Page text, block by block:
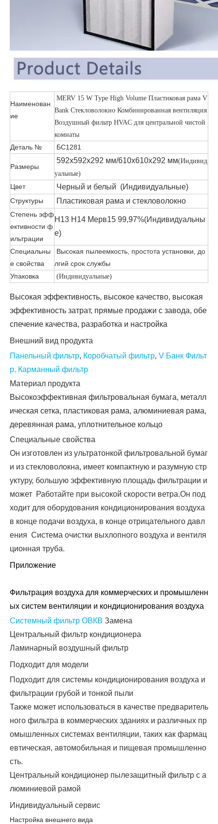
Наименован
ие
MERV 15 W Type High Volume Пластиковая рама V
Bank Стекловолокно Комбинированная вентиляция
Воздушный фильтр HVAC для центральной чистой
комнаты
Деталь № БС1281
Размеры
592x592x292 мм/610x610x292 мм(Индивид
уальные)
Цвет Черный и белый (Индивидуальные)
Структуры Пластиковая рама и стекловолокно
Степень эфф
ективности ф
ильтрации
H13 H14 Мерв15 99,97%(Индивидуальны
е)
Специальны
е свойства
Высокая пылеемкость, простота установки, до
лгий срок службы
Упаковка
(Индивидуальные)
Высокая эффективность, высокое качество, высокая
эффективность затрат, прямые продажи с завода, обе
спечение качества, разработка и настройка
Внешний вид продукта
Панельный фильтр, Коробчатый фильтр, V Банк Фильт
р, Карманный фильтр
Материал продукта
Высокоэффективная фильтровальная бумага, металл
ическая сетка, пластиковая рама, алюминиевая рама,
деревянная рама, уплотнительное кольцо
Специальные свойства
Он изготовлен из ультратонкой фильтровальной бумаг
и из стекловолокна, имеет компактную и разумную стр
уктуру, большую эффективную площадь фильтрации и
может Работайте при высокой скорости ветра.Он под
ходит для оборудования кондиционирования воздуха
в конце подачи воздуха, в конце отрицательного давл
ения Система очистки выхлопного воздуха и вентиля
ционная труба.
Приложение
Фильтрация воздуха для коммерческих и промышленн
ых систем вентиляции и кондиционирования воздуха
Системный фильтр ОВКВ Замена
Центральный фильтр кондиционера
Ламинарный воздушный фильтр
Подходит для модели
Подходит для системы кондиционирования воздуха и
фильтрации грубой и тонкой пыли
Также может использоваться в качестве предваритель
ного фильтра в коммерческих зданиях и различных пр
омышленных системах вентиляции, таких как фармац
евтическая, автомобильная и пищевая промышленно
сть.
Центральный кондиционер пылезащитный фильтр с а
люминиевой рамой
Индивидуальный сервис
Настройка внешнего вида